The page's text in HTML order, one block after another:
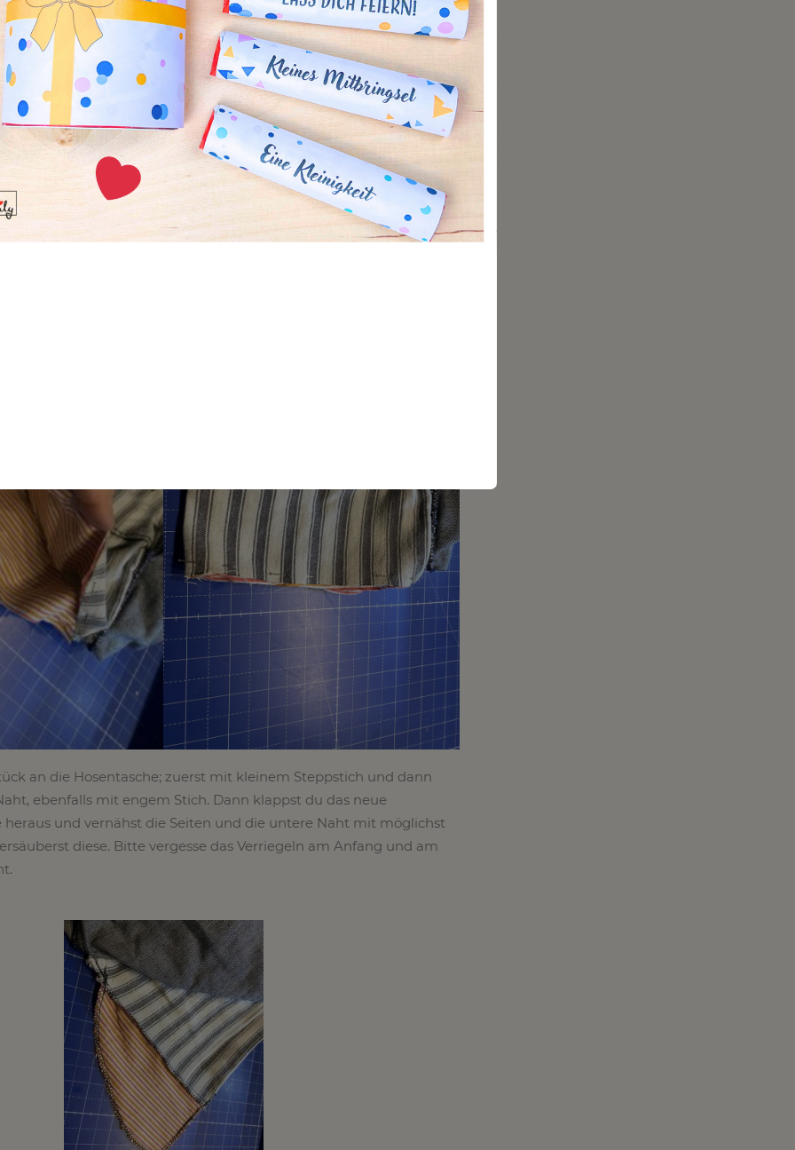
Enden nach oben geklappt nach innen in die verbliebene
die Kanten mit den Stecknadeln fest.
an die Hosentasche; zuerst mit kleinem Steppstich und dann
ebenfalls mit engem Stich. Dann klappst du das neue
heraus und vernähst die Seiten und die untere Naht mit möglichst
diese. Bitte vergesse das Verriegeln am Anfang und am